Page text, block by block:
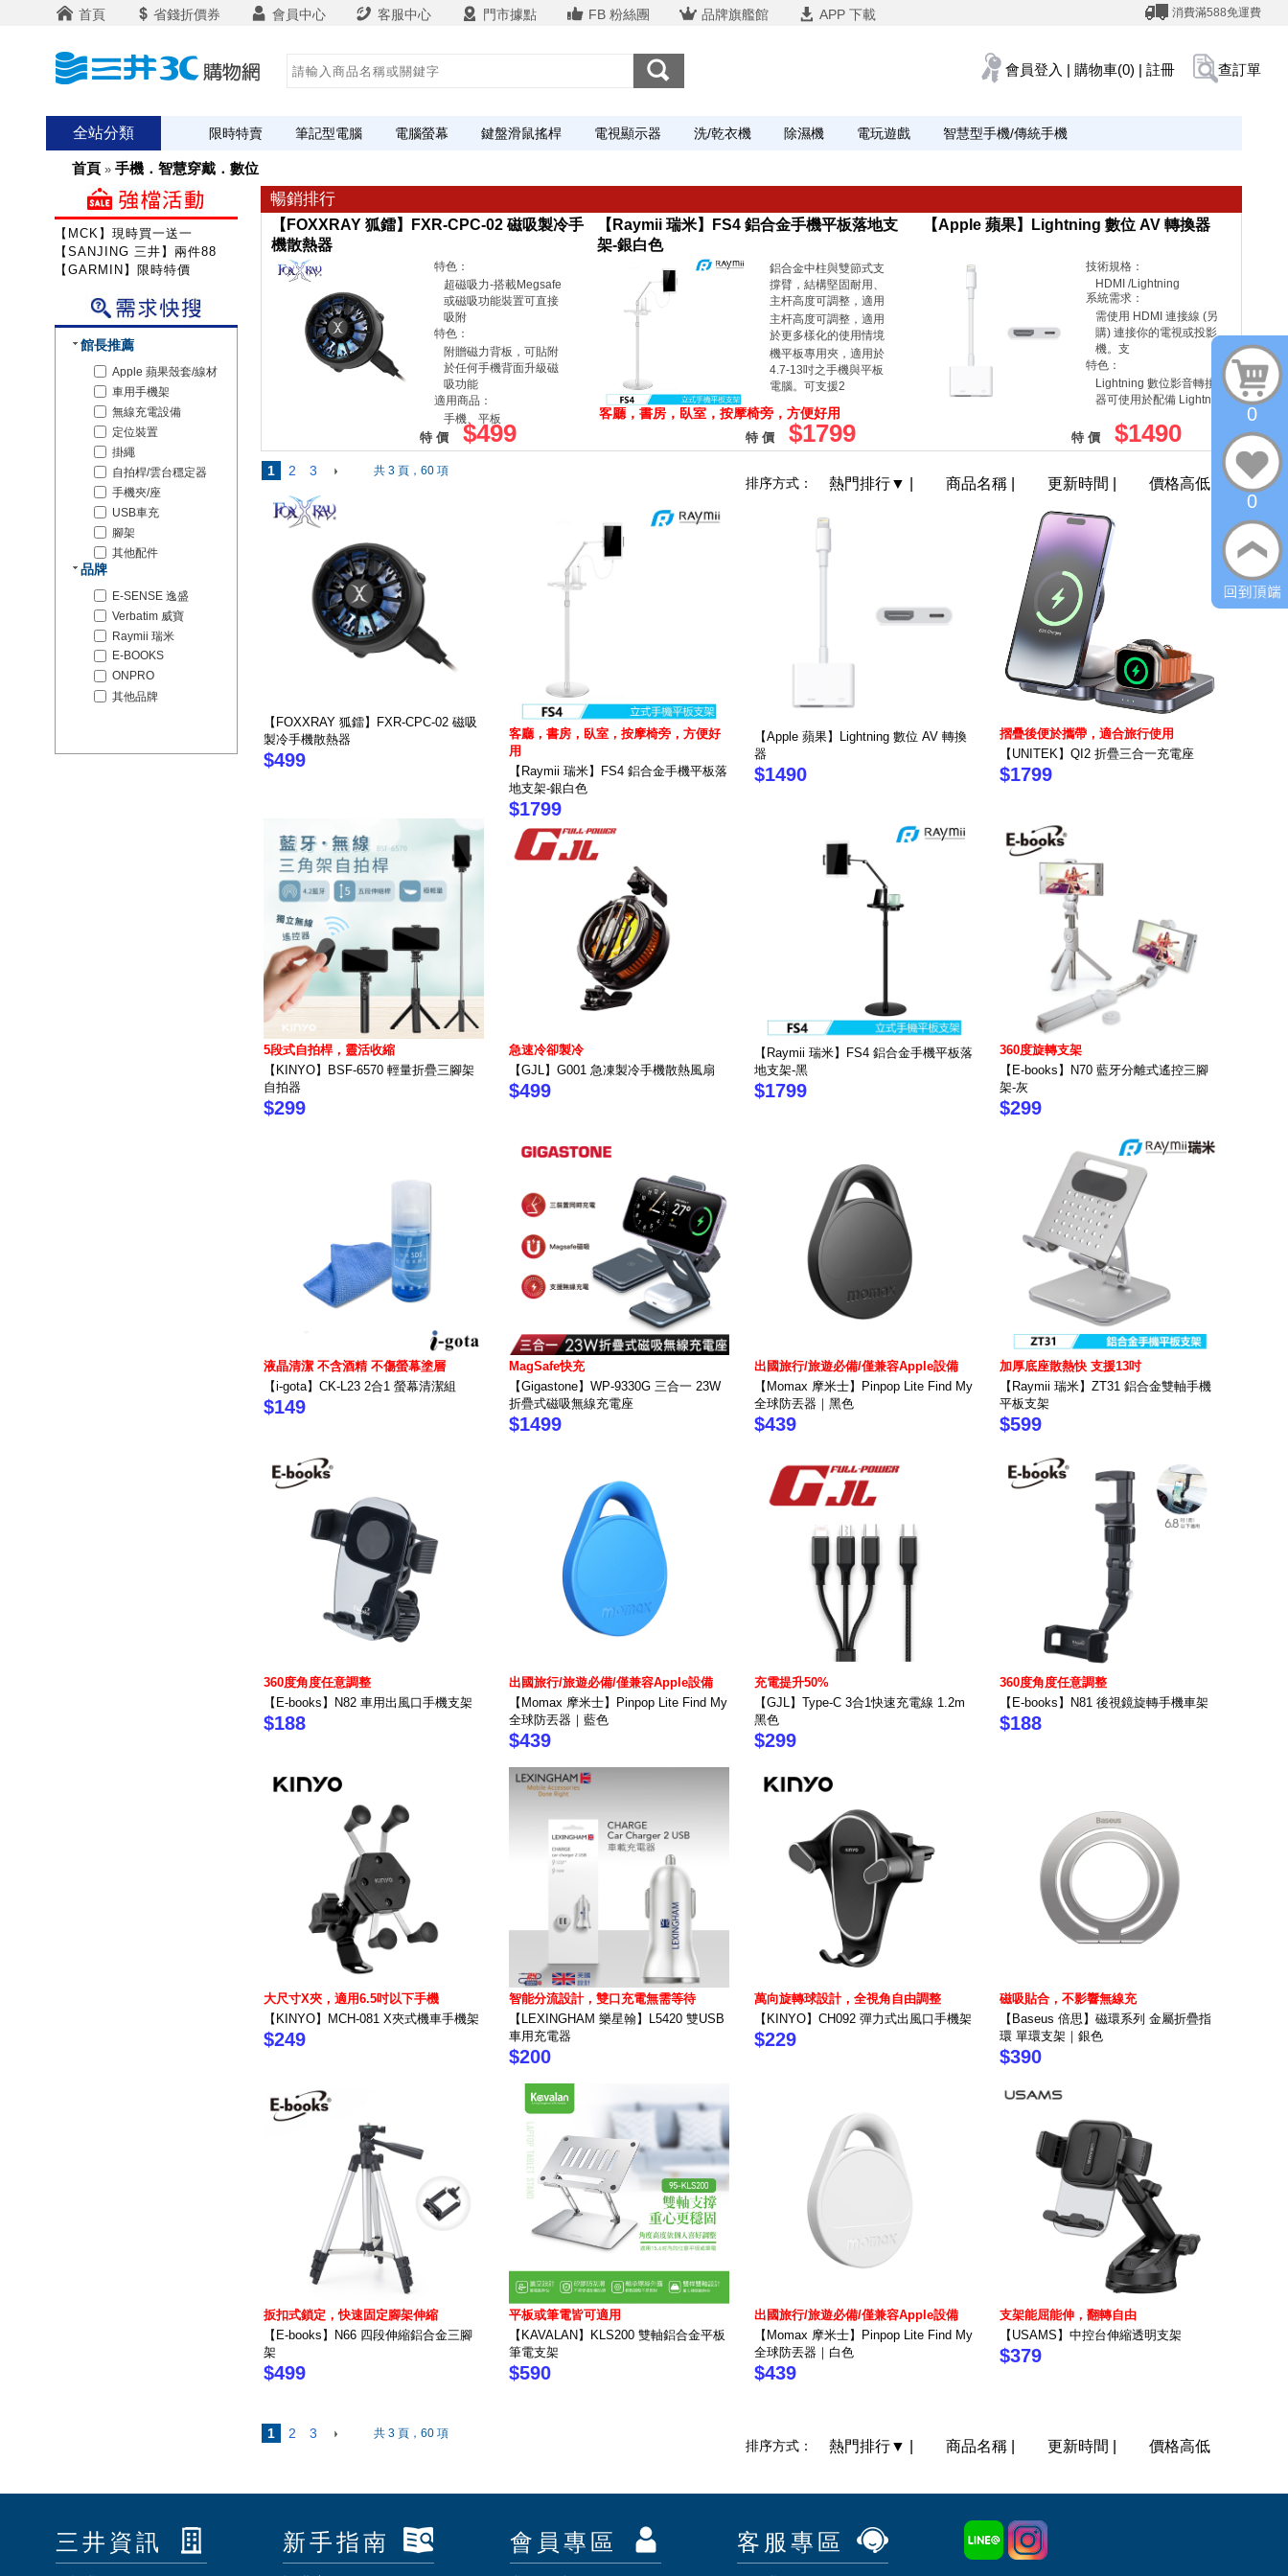
首頁 省錢折價券 會員中心 客服中心 門市據點 FB 粉絲團 品牌旗艦館 APP 下載 消費滿588免運費
會員登入 | 購物車(0) | 註冊 查訂單
全站分類 限時特賣 筆記型電腦 電腦螢幕 鍵盤滑鼠搖桿 電視顯示器 洗/乾衣機 除濕機 電玩遊戲 智慧型手機/傳統手機
首頁 » 手機．智慧穿戴．數位
暢銷排行
【FOXXRAY 狐鐳】FXR-CPC-02 磁吸製冷手
機散熱器
特色：
超磁吸力-搭載Megsafe
或磁吸功能裝置可直接
吸附
特色：
附贈磁力背板，可貼附
於任何手機背面升級磁
吸功能
適用商品：
手機、平板
特 價 $499
客廳，書房，臥室，按摩椅旁，方便好用
【Raymii 瑞米】FS4 鋁合金手機平板落地支
架-銀白色
鋁合金中柱與雙節式支
撐臂，結構堅固耐用、
主杆高度可調整，適用
主杆高度可調整，適用
於更多樣化的使用情境
機平板專用夾，適用於
4.7-13吋之手機與平板
電腦。可支援2
特 價 $1799
【Apple 蘋果】Lightning 數位 AV 轉換器
技術規格：
HDMI /Lightning
系統需求：
需使用 HDMI 連接線 (另
購) 連接你的電視或投影
機。支
特色：
Lightning 數位影音轉接
器可使用於配備 Lightn
特 價 $1490
1 2 3 共 3 頁，60 項
排序方式： 熱門排行▼ 商品名稱 更新時間 價格高低
【FOXXRAY 狐鐳】FXR-CPC-02 磁吸
製冷手機散熱器
$499
客廳，書房，臥室，按摩椅旁，方便好
用
【Raymii 瑞米】FS4 鋁合金手機平板落
地支架-銀白色
$1799
【Apple 蘋果】Lightning 數位 AV 轉換
器
$1490
摺疊後便於攜帶，適合旅行使用
【UNITEK】QI2 折疊三合一充電座
$1799
5段式自拍桿，靈活收縮
【KINYO】BSF-6570 輕量折疊三腳架
自拍器
$299
急速冷卻製冷
【GJL】G001 急凍製冷手機散熱風扇
$499
【Raymii 瑞米】FS4 鋁合金手機平板落
地支架-黑
$1799
360度旋轉支架
【E-books】N70 藍牙分離式遙控三腳
架-灰
$299
液晶清潔 不含酒精 不傷螢幕塗層
【i-gota】CK-L23 2合1 螢幕清潔組
$149
MagSafe快充
【Gigastone】WP-9330G 三合一 23W
折疊式磁吸無線充電座
$1499
出國旅行/旅遊必備/僅兼容Apple設備
【Momax 摩米士】Pinpop Lite Find My
全球防丟器｜黑色
$439
加厚底座散熱快 支援13吋
【Raymii 瑞米】ZT31 鋁合金雙軸手機
平板支架
$599
360度角度任意調整
【E-books】N82 車用出風口手機支架
$188
出國旅行/旅遊必備/僅兼容Apple設備
【Momax 摩米士】Pinpop Lite Find My
全球防丟器｜藍色
$439
充電提升50%
【GJL】Type-C 3合1快速充電線 1.2m
黑色
$299
360度角度任意調整
【E-books】N81 後視鏡旋轉手機車架
$188
大尺寸X夾，適用6.5吋以下手機
【KINYO】MCH-081 X夾式機車手機架
$249
智能分流設計，雙口充電無需等待
【LEXINGHAM 樂星翰】L5420 雙USB
車用充電器
$200
萬向旋轉球設計，全視角自由調整
【KINYO】CH092 彈力式出風口手機架
$229
磁吸貼合，不影響無線充
【Baseus 倍思】磁環系列 金屬折疊指
環 單環支架｜銀色
$390
扳扣式鎖定，快速固定腳架伸縮
【E-books】N66 四段伸縮鋁合金三腳
架
$499
平板或筆電皆可適用
【KAVALAN】KLS200 雙軸鋁合金平板
筆電支架
$590
出國旅行/旅遊必備/僅兼容Apple設備
【Momax 摩米士】Pinpop Lite Find My
全球防丟器｜白色
$439
支架能屈能伸，翻轉自由
【USAMS】中控台伸縮透明支架
$379
1 2 3 共 3 頁，60 項
排序方式： 熱門排行▼ 商品名稱 更新時間 價格高低
【MCK】現時買一送一
【SANJING 三井】兩件88折
【GARMIN】限時特價
館長推薦
Apple 蘋果殼套/線材
車用手機架
無線充電設備
定位裝置
掛繩
自拍桿/雲台穩定器
手機夾/座
USB車充
腳架
其他配件
品牌
E-SENSE 逸盛
Verbatim 威寶
Raymii 瑞米
E-BOOKS
ONPRO
其他品牌
三井資訊 新手指南 會員專區 客服專區
0
0